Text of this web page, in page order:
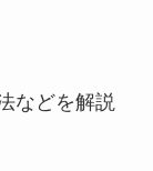
などを解説